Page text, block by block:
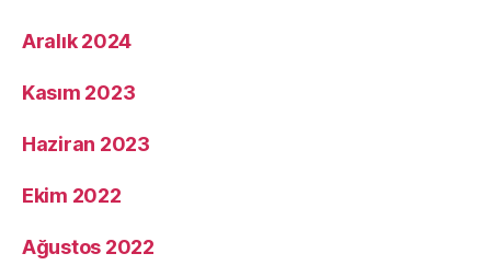
Aralık 2024
Kasım 2023
Haziran 2023
Ekim 2022
Ağustos 2022